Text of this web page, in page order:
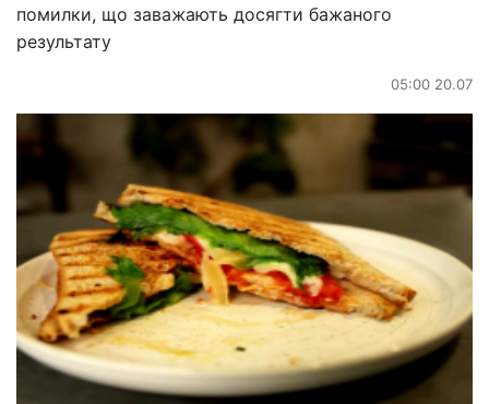
помилки, що заважають досягти бажаного
результату
05:00 20.07